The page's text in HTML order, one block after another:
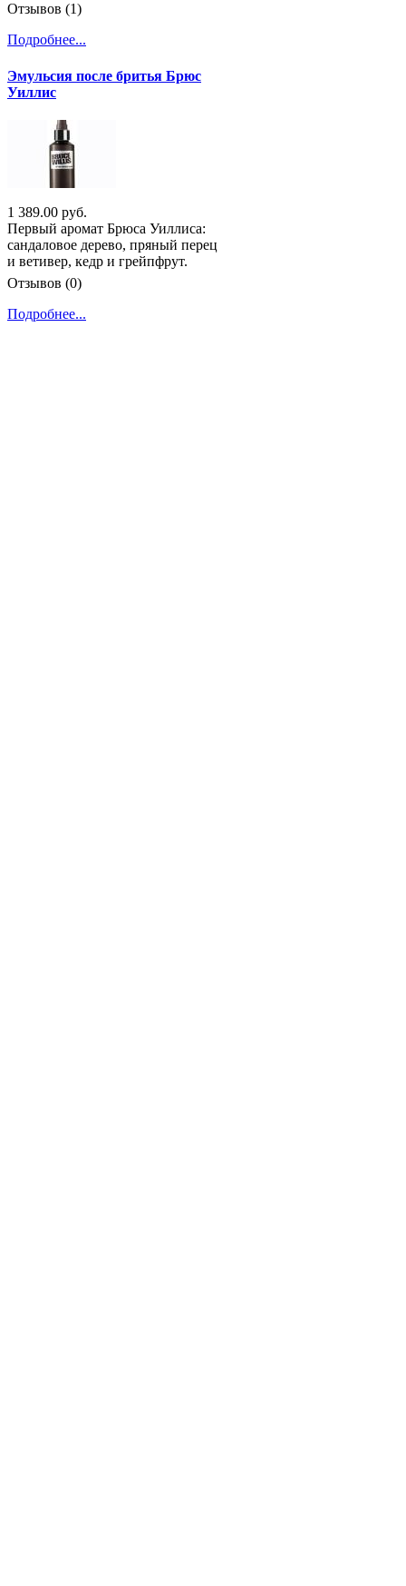
Отзывов (1)
Подробнее...
Эмульсия после бритья Брюс
Уиллис
1 389.00 руб.
Первый аромат Брюса Уиллиса:
сандаловое дерево, пряный перец
и ветивер, кедр и грейпфрут.
Отзывов (0)
Подробнее...